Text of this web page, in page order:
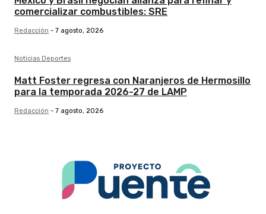
comercializar combustibles: SRE
Redacción - 7 agosto, 2026
Noticias Deportes
Matt Foster regresa con Naranjeros de Hermosillo
para la temporada 2026-27 de LAMP
Redacción - 7 agosto, 2026